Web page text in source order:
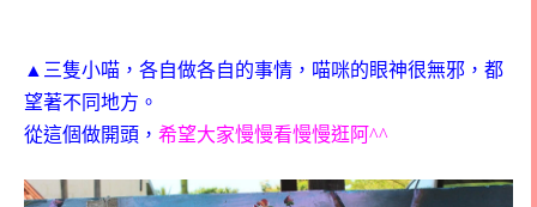
▲三隻小喵，各自做各自的事情，喵咪的眼神很無邪，都
望著不同地方。
從這個做開頭， 希望大家慢慢看慢慢逛阿^^